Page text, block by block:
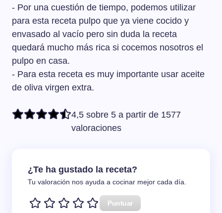
- Por una cuestión de tiempo, podemos utilizar
para esta receta pulpo que ya viene cocido y
envasado al vacío pero sin duda la receta
quedará mucho más rica si cocemos nosotros el
pulpo en casa.
- Para esta receta es muy importante usar aceite
de oliva virgen extra.
4,5 sobre 5 a partir de 1577
valoraciones
¿Te ha gustado la receta?
Tu valoración nos ayuda a cocinar mejor cada día.
Puntuar